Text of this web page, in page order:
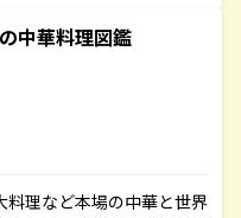
中華料理図鑑
料理など本場の中華と世界